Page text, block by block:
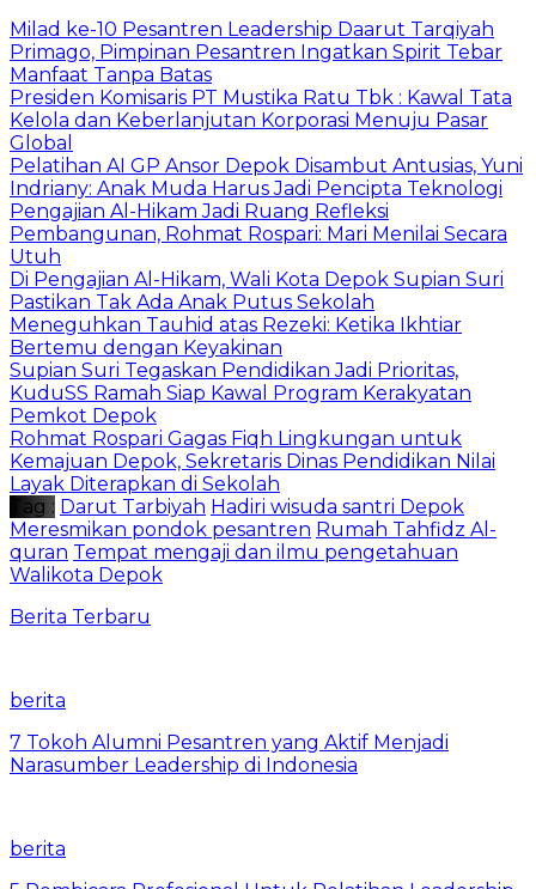
Milad ke-10 Pesantren Leadership Daarut Tarqiyah
Primago, Pimpinan Pesantren Ingatkan Spirit Tebar
Manfaat Tanpa Batas
Presiden Komisaris PT Mustika Ratu Tbk : Kawal Tata
Kelola dan Keberlanjutan Korporasi Menuju Pasar
Global
Pelatihan AI GP Ansor Depok Disambut Antusias, Yuni
Indriany: Anak Muda Harus Jadi Pencipta Teknologi
Pengajian Al-Hikam Jadi Ruang Refleksi
Pembangunan, Rohmat Rospari: Mari Menilai Secara
Utuh
Di Pengajian Al-Hikam, Wali Kota Depok Supian Suri
Pastikan Tak Ada Anak Putus Sekolah
Meneguhkan Tauhid atas Rezeki: Ketika Ikhtiar
Bertemu dengan Keyakinan
Supian Suri Tegaskan Pendidikan Jadi Prioritas,
KuduSS Ramah Siap Kawal Program Kerakyatan
Pemkot Depok
Rohmat Rospari Gagas Fiqh Lingkungan untuk
Kemajuan Depok, Sekretaris Dinas Pendidikan Nilai
Layak Diterapkan di Sekolah
Tag : Darut Tarbiyah Hadiri wisuda santri Depok
Meresmikan pondok pesantren Rumah Tahfidz Al-
quran Tempat mengaji dan ilmu pengetahuan
Walikota Depok
Berita Terbaru
berita
7 Tokoh Alumni Pesantren yang Aktif Menjadi
Narasumber Leadership di Indonesia
berita